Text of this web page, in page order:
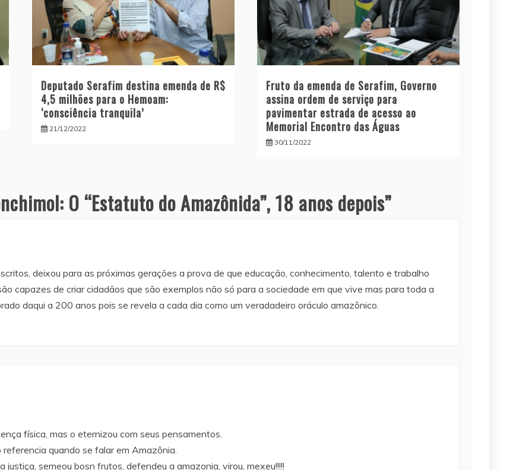
Deputado Serafim destina emenda de R$
4,5 milhões para o Hemoam:
‘consciência tranquila’
21/12/2022
Fruto da emenda de Serafim, Governo
assina ordem de serviço para
pavimentar estrada de acesso ao
Memorial Encontro das Águas
30/11/2022
O “Estatuto do Amazônida”, 18 anos depois”
deixou para as próximas gerações a prova de que educação, conhecimento, talento e trabalho
capazes de criar cidadãos que são exemplos não só para a sociedade em que vive mas para toda a
daqui a 200 anos pois se revela a cada dia como um veradadeiro oráculo amazônico.
física, mas o eternizou com seus pensamentos.
quando se falar em Amazônia.
semeou bosn frutos, defendeu a amazonia, virou, mexeu!!!!!